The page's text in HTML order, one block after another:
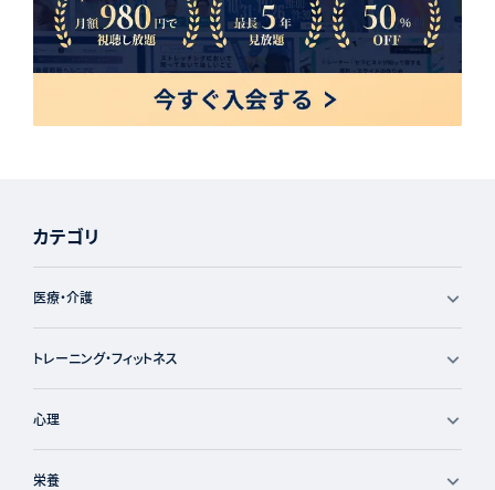
カテゴリ
医療・介護
トレーニング・フィットネス
心理
栄養